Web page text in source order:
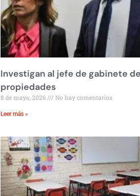
Investigan al jefe de gabinete
propiedades
8 de mayo, 2026 No hay comentarios
Leer más »